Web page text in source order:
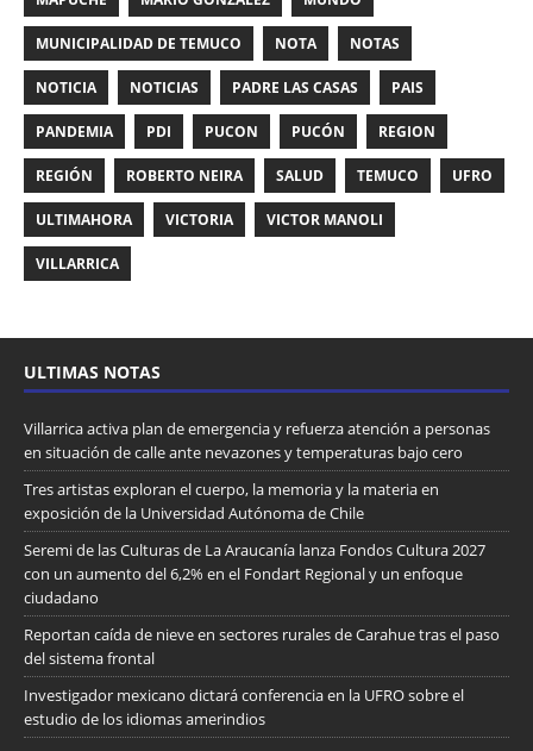
MUNICIPALIDAD DE TEMUCO NOTA NOTAS
NOTICIA NOTICIAS PADRE LAS CASAS PAIS
PANDEMIA PDI PUCON PUCÓN REGION
REGIÓN ROBERTO NEIRA SALUD TEMUCO UFRO
ULTIMAHORA VICTORIA VICTOR MANOLI
VILLARRICA
ULTIMAS NOTAS
Villarrica activa plan de emergencia y refuerza atención a personas
en situación de calle ante nevazones y temperaturas bajo cero
Tres artistas exploran el cuerpo, la memoria y la materia en
exposición de la Universidad Autónoma de Chile
Seremi de las Culturas de La Araucanía lanza Fondos Cultura 2027
con un aumento del 6,2% en el Fondart Regional y un enfoque
ciudadano
Reportan caída de nieve en sectores rurales de Carahue tras el paso
del sistema frontal
Investigador mexicano dictará conferencia en la UFRO sobre el
estudio de los idiomas amerindios